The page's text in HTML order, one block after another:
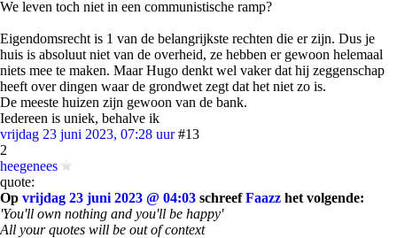
We leven toch niet in een communistische ramp?
Eigendomsrecht is 1 van de belangrijkste rechten die er zijn. Dus je
huis is absoluut niet van de overheid, ze hebben er gewoon helemaal
niets mee te maken. Maar Hugo denkt wel vaker dat hij zeggenschap
heeft over dingen waar de grondwet zegt dat het niet zo is.
De meeste huizen zijn gewoon van de bank.
Iedereen is uniek, behalve ik
vrijdag 23 juni 2023, 07:28 uur #13
2
heegenees
quote:
Op vrijdag 23 juni 2023 @ 04:03 schreefFaazz het volgende:
'You'll own nothing and you'll be happy'
All your quotes will be out of context